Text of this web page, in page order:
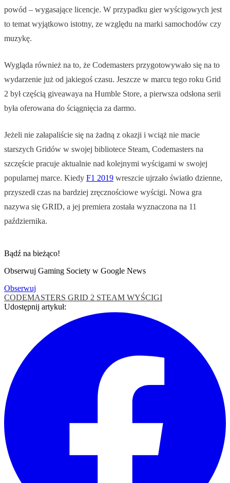
powód – wygasające licencje. W przypadku gier wyścigowych jest
to temat wyjątkowo istotny, ze względu na marki samochodów czy
muzykę.
Wygląda również na to, że Codemasters przygotowywało się na to
wydarzenie już od jakiegoś czasu. Jeszcze w marcu tego roku Grid
2 był częścią giveawaya na Humble Store, a pierwsza odsłona serii
była oferowana do ściągnięcia za darmo.
Jeżeli nie załapaliście się na żadną z okazji i wciąż nie macie
starszych Gridów w swojej bibliotece Steam, Codemasters na
szczęście pracuje aktualnie nad kolejnymi wyścigami w swojej
popularnej marce. Kiedy F1 2019 wreszcie ujrzało światło dzienne,
przyszedł czas na bardziej zręcznościowe wyścigi. Nowa gra
nazywa się GRID, a jej premiera została wyznaczona na 11
października.
Bądź na bieżąco!
Obserwuj Gaming Society w Google News
Obserwuj
CODEMASTERS GRID 2 STEAM WYŚCIGI
Udostępnij artykuł: